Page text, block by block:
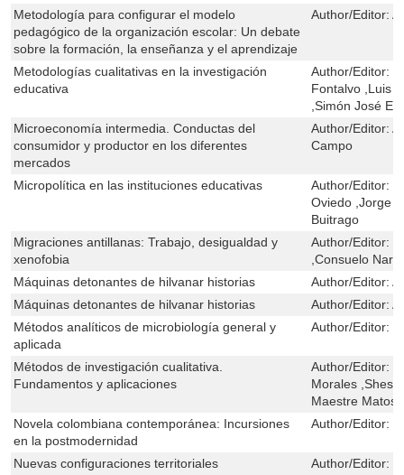
Metodología para configurar el modelo
pedagógico de la organización escolar: Un debate
sobre la formación, la enseñanza y el aprendizaje
Author/Editor:
Metodologías cualitativas en la investigación
educativa
Author/Editor:
Fontalvo ,Luis
,Simón José
Microeconomía intermedia. Conductas del
consumidor y productor en los diferentes
mercados
Author/Editor:
Campo
Micropolítica en las instituciones educativas Author/Editor:
Oviedo ,Jorge
Buitrago
Migraciones antillanas: Trabajo, desigualdad y
xenofobia
Author/Editor:
,Consuelo
Máquinas detonantes de hilvanar historias
Author/Editor:
Máquinas detonantes de hilvanar historias
Author/Editor:
Métodos analíticos de microbiología general y
aplicada
Author/Editor:
Métodos de investigación cualitativa.
Fundamentos y aplicaciones
Author/Editor:
Morales
Maestre Matos
Novela colombiana contemporánea: Incursiones
en la postmodernidad
Author/Editor:
Nuevas configuraciones territoriales Author/Editor: